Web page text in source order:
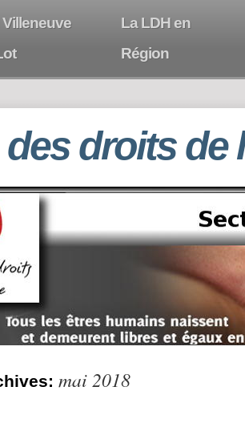
Villeneuve
La LDH en
Région
droits de
mai 2018